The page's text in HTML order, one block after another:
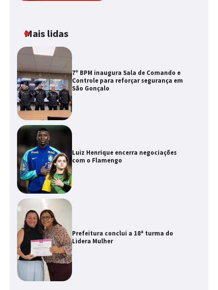
Mais lidas
7º BPM inaugura Sala de Comando e
Controle para reforçar segurança em
São Gonçalo
Luiz Henrique encerra negociações
com o Flamengo
Prefeitura conclui a 18ª turma do
Lidera Mulher